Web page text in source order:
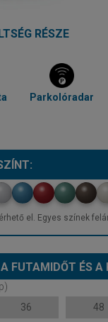
RÉSZE
Parkolóradar
el. Egyes színek
FUTAMIDŐT ÉS A
36 48